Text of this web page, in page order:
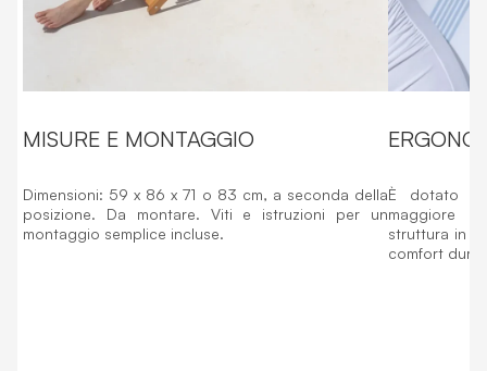
MISURE E MONTAGGIO
Dimensioni: 59 x 86 x 71 o 83 cm, a seconda della
posizione. Da montare. Viti e istruzioni per un
montaggio semplice incluse.
È dotato
maggiore
struttura in
comfort